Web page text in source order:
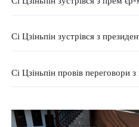
Сі Цзіньпін зустрівся з
Сі Цзіньпін провів переговори